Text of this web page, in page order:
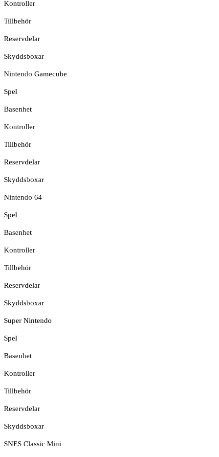
Kontroller
Tillbehör
Reservdelar
Skyddsboxar
Nintendo Gamecube
Spel
Basenhet
Kontroller
Tillbehör
Reservdelar
Skyddsboxar
Nintendo 64
Spel
Basenhet
Kontroller
Tillbehör
Reservdelar
Skyddsboxar
Super Nintendo
Spel
Basenhet
Kontroller
Tillbehör
Reservdelar
Skyddsboxar
SNES Classic Mini